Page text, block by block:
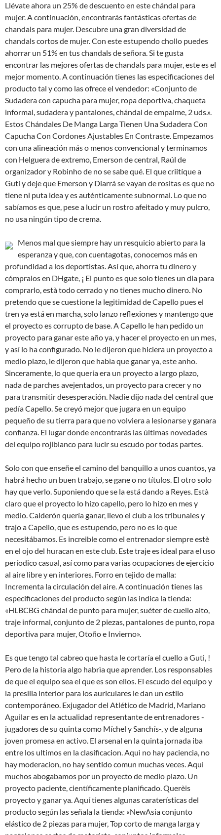
Llévate ahora un 25% de descuento en este chándal para
mujer. A continuación, encontrarás fantásticas ofertas de
chandals para mujer. Descubre una gran diversidad de
chandals cortos de mujer. Con este estupendo chollo puedes
ahorrar un 51% en tus chandals de señora. Si te gusta
encontrar las mejores ofertas de chandals para mujer, este es el
mejor momento. A continuación tienes las especificaciones del
producto tal y como las ofrece el vendedor: «Conjunto de
Sudadera con capucha para mujer, ropa deportiva, chaqueta
informal, sudadera y pantalones, chándal de empalme, 2 uds.».
Estos Chándales De Manga Larga Tienen Una Sudadera Con
Capucha Con Cordones Ajustables En Contraste. Empezamos
con una alineación más o menos convencional y terminamos
con Helguera de extremo, Emerson de central, Raúl de
organizador y Robinho de no se sabe qué. El que criitíque a
Guti y deje que Emerson y Diarrá se vayan de rositas es que no
tiene ni puta idea y es auténticamente subnormal. Lo que no
sabíamos es que, pese a lucir un rostro afeitado y muy pulcro,
no usa ningún tipo de crema.
Menos mal que siempre hay un resquicio abierto para la
esperanza y que, con cuentagotas, conocemos más en
profundidad a los deportistas. Así que, ahorra tu dinero y
cómpralos en DHgate, ¡ El punto es que solo tienes un dia para
comprarlo, està todo cerrado y no tienes mucho dinero. No
pretendo que se cuestione la legitimidad de Capello pues el
tren ya está en marcha, solo lanzo reflexiones y mantengo que
el proyecto es corrupto de base. A Capello le han pedido un
proyecto para ganar este año ya, y hacer el proyecto en un mes,
y así lo ha configurado. No le dijeron que hiciera un proyecto a
medio plazo, le dijeron que habìa que ganar ya, este anho.
Sinceramente, lo que quería era un proyecto a largo plazo,
nada de parches avejentados, un proyecto para crecer y no
para transmitir desesperación. Nadie dijo nada del central que
pedía Capello. Se creyó mejor que jugara en un equipo
pequeño de su tierra para que no volviera a lesionarse y ganara
confianza. El lugar donde encontrarás las últimas novedades
del equipo rojiblanco para lucir su escudo por todas partes.
Solo con que enseñe el camino del banquillo a unos cuantos, ya
habrá hecho un buen trabajo, se gane o no títulos. El otro solo
hay que verlo. Suponiendo que se la está dando a Reyes. Està
claro que el proyecto lo hizo capello, pero lo hizo en mes y
medio. Calderón quería ganar, llevo el club a los tribunales y
trajo a Capello, que es estupendo, pero no es lo que
necesitábamos. Es increible como el entrenador siempre estè
en el ojo del huracan en este club. Este traje es ideal para el uso
períodico casual, así como para varias ocupaciones de ejercicio
al aire libre y en interiores. Forro en tejido de malla:
Incrementa la circulación del aire. A continuación tienes las
especificaciones del producto según las indica la tienda:
«HLBCBG chándal de punto para mujer, suéter de cuello alto,
traje informal, conjunto de 2 piezas, pantalones de punto, ropa
deportiva para mujer, Otoño e Invierno».
Es que tengo tal cabreo que hasta le cortaría el cuello a Guti, !
Pero de la historia algo habrìa que aprender. Los responsables
de que el equipo sea el que es son ellos. El escudo del equipo y
la presilla interior para los auriculares le dan un estilo
contemporáneo. Exjugador del Atlético de Madrid, Mariano
Aguilar es en la actualidad representante de entrenadores -
jugadores de su quinta como Míchel y Sanchís-, y de alguna
joven promesa en activo. El arsenal en la quinta jornada iba
entre los ultimos en la clasificacion. Aquì no hay paciencia, no
hay moderacion, no hay sentido comun muchas veces. Aquì
muchos abogabamos por un proyecto de medio plazo. Un
proyecto paciente, científicamente planificado. Querèis
proyecto y ganar ya. Aquí tienes algunas caraterísticas del
producto según las señala la tienda: «NewAsia conjunto
elástico de 2 piezas para mujer, Top corto de manga larga y